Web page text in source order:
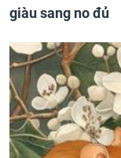
giàu sang no đủ